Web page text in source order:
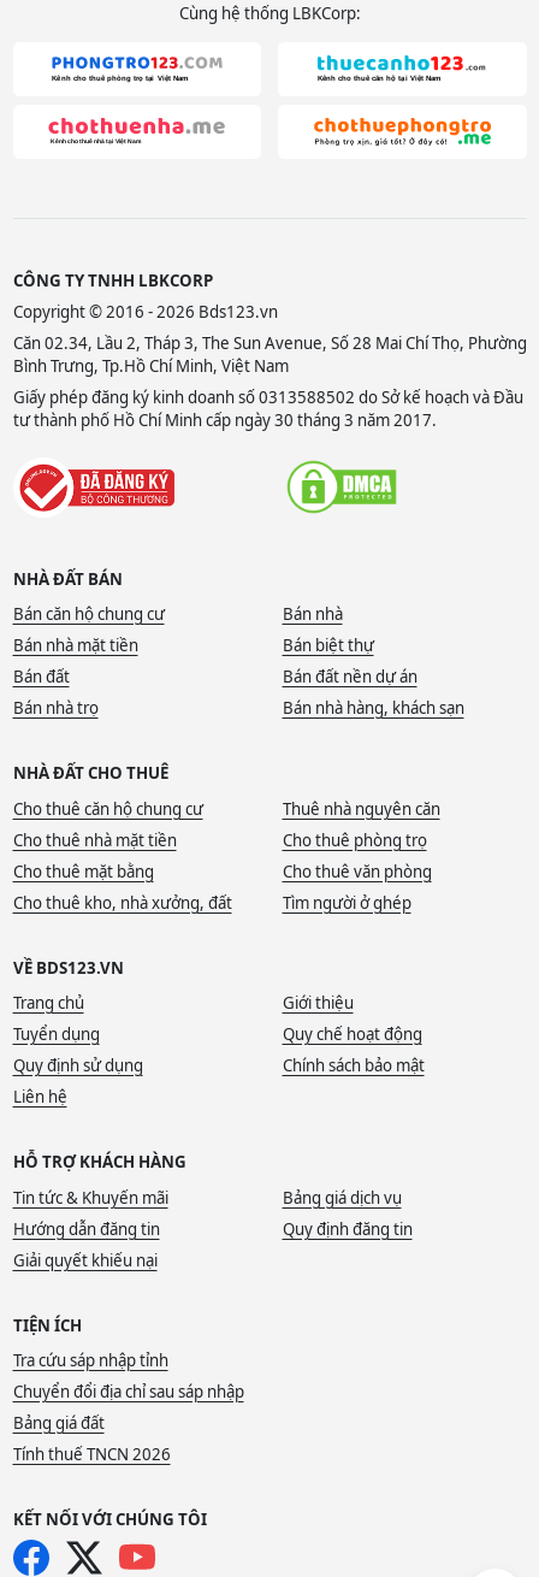
Cùng hệ thống LBKCorp:
CÔNG TY TNHH LBKCORP
Copyright © 2016 - 2026 Bds123.vn
Căn 02.34, Lầu 2, Tháp 3, The Sun Avenue, Số 28 Mai Chí Thọ, Phường
Bình Trưng, Tp.Hồ Chí Minh, Việt Nam
Giấy phép đăng ký kinh doanh số 0313588502 do Sở kế hoạch và Đầu
tư thành phố Hồ Chí Minh cấp ngày 30 tháng 3 năm 2017.
NHÀ ĐẤT BÁN
Bán căn hộ chung cư
Bán nhà
Bán nhà mặt tiền
Bán biệt thự
Bán đất
Bán đất nền dự án
Bán nhà trọ
Bán nhà hàng, khách sạn
NHÀ ĐẤT CHO THUÊ
Cho thuê căn hộ chung cư
Thuê nhà nguyên căn
Cho thuê nhà mặt tiền
Cho thuê phòng trọ
Cho thuê mặt bằng
Cho thuê văn phòng
Cho thuê kho, nhà xưởng, đất
Tìm người ở ghép
VỀ BDS123.VN
Trang chủ
Giới thiệu
Tuyển dụng
Quy chế hoạt động
Quy định sử dụng
Chính sách bảo mật
Liên hệ
HỖ TRỢ KHÁCH HÀNG
Tin tức & Khuyến mãi
Bảng giá dịch vụ
Hướng dẫn đăng tin
Quy định đăng tin
Giải quyết khiếu nại
TIỆN ÍCH
Tra cứu sáp nhập tỉnh
Chuyển đổi địa chỉ sau sáp nhập
Bảng giá đất
Tính thuế TNCN 2026
KẾT NỐI VỚI CHÚNG TÔI